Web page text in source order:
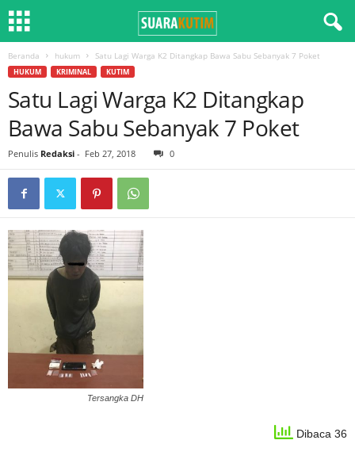
Beranda hukum Satu Lagi Warga K2 Ditangkap Bawa Sabu Sebanyak 7 Poket
HUKUM KRIMINAL KUTIM
Satu Lagi Warga K2 Ditangkap
Bawa Sabu Sebanyak 7 Poket
Penulis Redaksi - Feb 27, 2018 0
Tersangka DH
Dibaca 36